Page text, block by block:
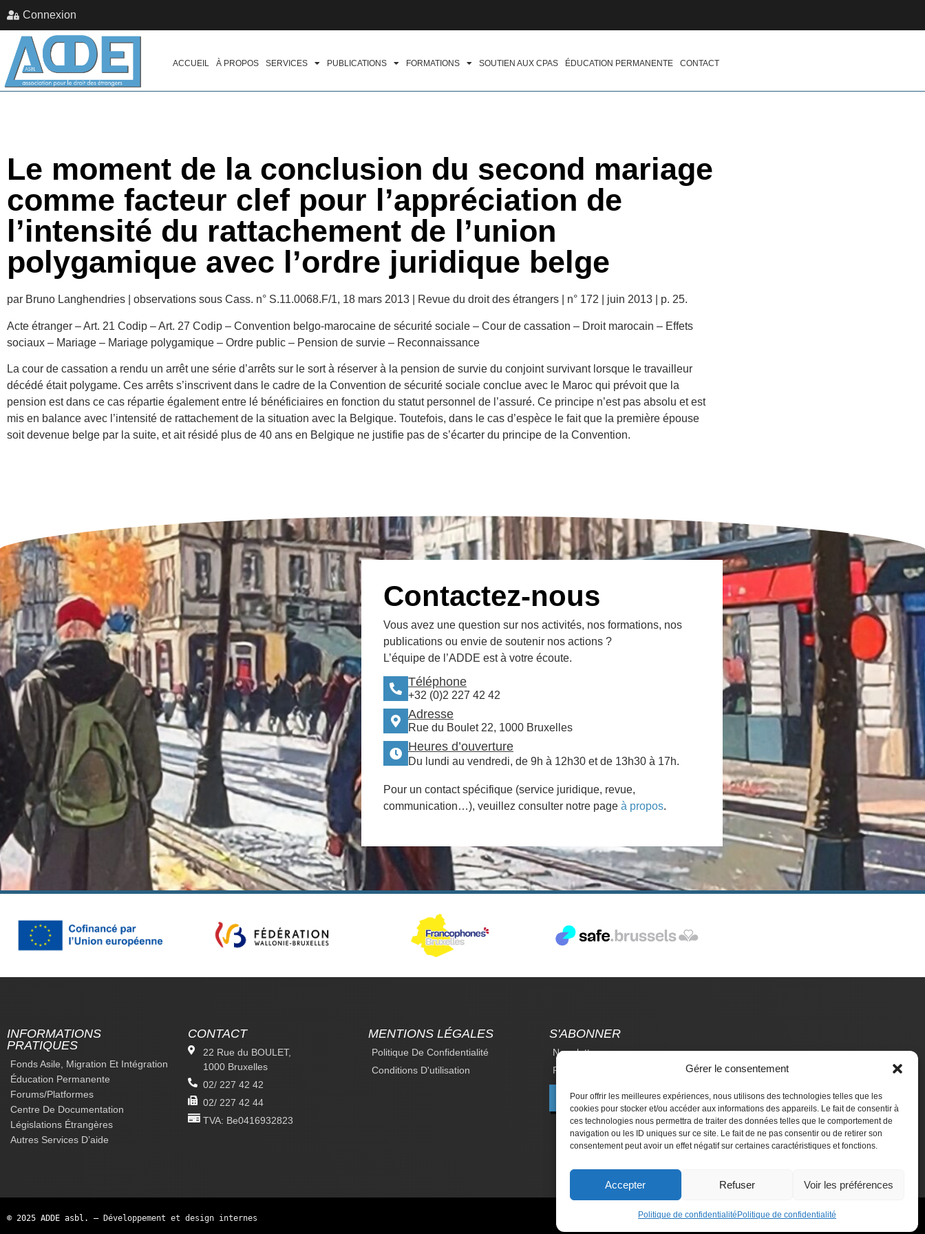
Gérer le consentement
Pour offrir les meilleures expériences, nous utilisons des technologies telles que les
cookies pour stocker et/ou accéder aux informations des appareils. Le fait de consentir à
ces technologies nous permettra de traiter des données telles que le comportement de
navigation ou les ID uniques sur ce site. Le fait de ne pas consentir ou de retirer son
consentement peut avoir un effet négatif sur certaines caractéristiques et fonctions.
Accepter Refuser Voir les préférences
Politique de confidentialité Politique de confidentialité
Connexion
ACCUEIL À PROPOS SERVICES PUBLICATIONS FORMATIONS SOUTIEN AUX CPAS ÉDUCATION PERMANENTE CONTACT
Le moment de la conclusion du second mariage
comme facteur clef pour l’appréciation de
l’intensité du rattachement de l’union
polygamique avec l’ordre juridique belge
par Bruno Langhendries | observations sous Cass. n° S.11.0068.F/1, 18 mars 2013 | Revue du droit des étrangers | n° 172 | juin 2013 | p. 25.
Acte étranger – Art. 21 Codip – Art. 27 Codip – Convention belgo-marocaine de sécurité sociale – Cour de cassation – Droit marocain – Effets
sociaux – Mariage – Mariage polygamique – Ordre public – Pension de survie – Reconnaissance
La cour de cassation a rendu un arrêt une série d’arrêts sur le sort à réserver à la pension de survie du conjoint survivant lorsque le travailleur
décédé était polygame. Ces arrêts s’inscrivent dans le cadre de la Convention de sécurité sociale conclue avec le Maroc qui prévoit que la
pension est dans ce cas répartie également entre lé bénéficiaires en fonction du statut personnel de l’assuré. Ce principe n’est pas absolu et est
mis en balance avec l’intensité de rattachement de la situation avec la Belgique. Toutefois, dans le cas d’espèce le fait que la première épouse
soit devenue belge par la suite, et ait résidé plus de 40 ans en Belgique ne justifie pas de s’écarter du principe de la Convention.
Contactez-nous
Vous avez une question sur nos activités, nos formations, nos
publications ou envie de soutenir nos actions ?
L’équipe de l’ADDE est à votre écoute.
Téléphone
+32 (0)2 227 42 42
Adresse
Rue du Boulet 22, 1000 Bruxelles
Heures d’ouverture
Du lundi au vendredi, de 9h à 12h30 et de 13h30 à 17h.
Pour un contact spécifique (service juridique, revue,
communication…), veuillez consulter notre page à propos.
INFORMATIONS
PRATIQUES
Fonds Asile, Migration Et Intégration
Éducation Permanente
Forums/platformes
Centre De Documentation
Législations Étrangères
Autres Services D’aide
CONTACT
22 Rue du BOULET,
1000 Bruxelles
02/ 227 42 42
02/ 227 42 44
TVA: Be0416932823
MENTIONS LÉGALES
Politique De Confidentialité
Conditions D'utilisation
S'ABONNER
Newsletter
Revue Du Droit Des Étrangers
Faire un don
© 2025 ADDE asbl. — Développement et design internes